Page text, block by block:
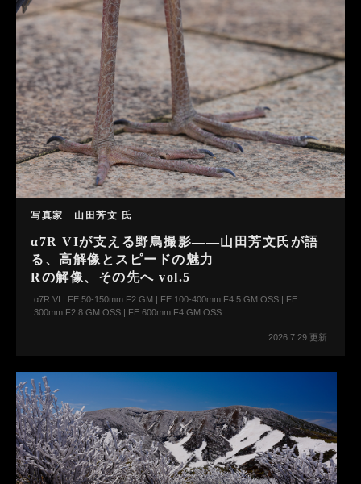
写真家 山田芳文 氏
α7R VIが支える野鳥撮影――山田芳文氏が語
る、高解像とスピードの魅力
Rの解像、その先へ vol.5
α7R VI | FE 50-150mm F2 GM | FE 100-400mm F4.5 GM OSS | FE
300mm F2.8 GM OSS | FE 600mm F4 GM OSS
2026.7.29 更新